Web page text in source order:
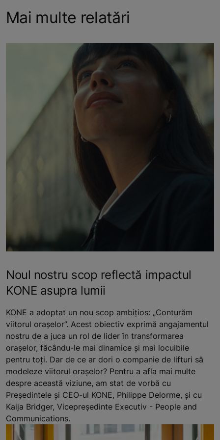
Mai multe relatări
Noul nostru scop reflectă impactul
KONE asupra lumii
KONE a adoptat un nou scop ambițios: „Conturăm
viitorul orașelor”. Acest obiectiv exprimă angajamentul
nostru de a juca un rol de lider în transformarea
orașelor, făcându-le mai dinamice și mai locuibile
pentru toți. Dar de ce ar dori o companie de lifturi să
modeleze viitorul orașelor? Pentru a afla mai multe
despre această viziune, am stat de vorbă cu
Președintele și CEO-ul KONE, Philippe Delorme, și cu
Kaija Bridger, Vicepreședinte Executiv - People and
Communications.